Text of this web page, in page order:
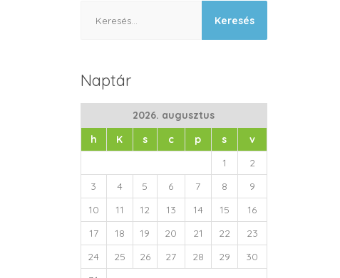
Naptár
2026. augusztus
h
K s c p s
v
1
2
3
4 5 6 7 8
9
10
11 12 13 14 15
16
17
18 19 20 21 22
23
24
25 26 27 28 29
30